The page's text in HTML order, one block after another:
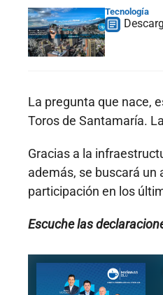
Tecnología
La pregunta que nace,
Toros de Santamaría.
Gracias a la
además, se buscará
participación en los
Escuche las